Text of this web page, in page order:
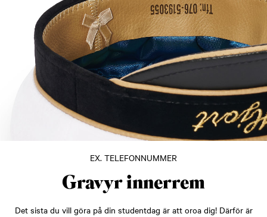
EX. TELEFONNUMMER
Gravyr innerrem
Det sista du vill göra på din studentdag är att oroa dig! Därför är